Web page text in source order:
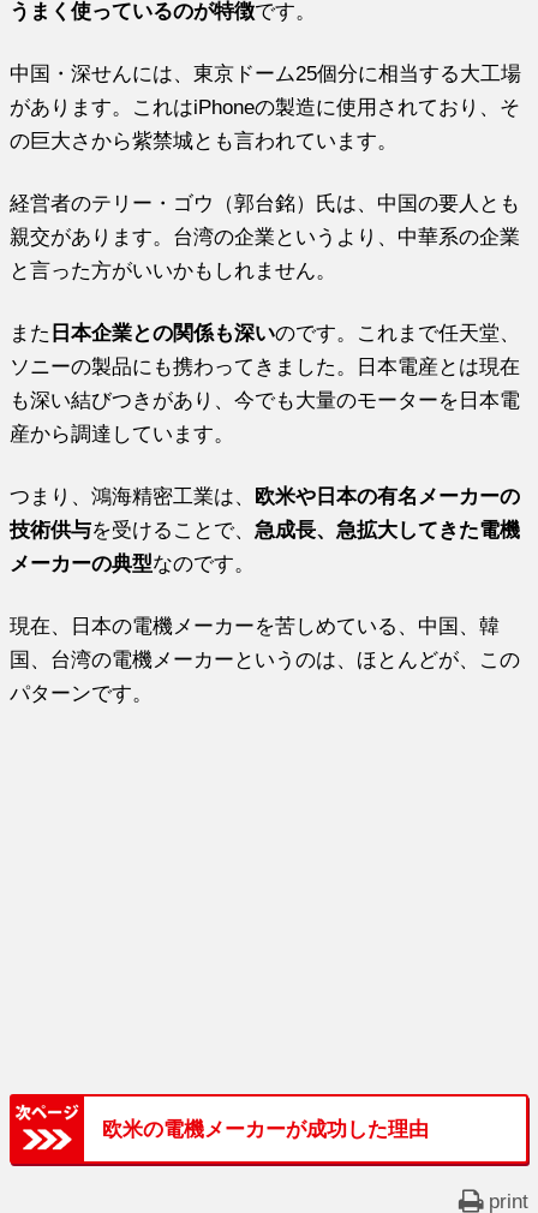
うまく使っているのが特徴です。
中国・深せんには、東京ドーム25個分に相当する大工場
があります。これはiPhoneの製造に使用されており、そ
の巨大さから紫禁城とも言われています。
経営者のテリー・ゴウ（郭台銘）氏は、中国の要人とも
親交があります。台湾の企業というより、中華系の企業
と言った方がいいかもしれません。
また 日本企業との関係も深いのです。これまで任天堂、
ソニーの製品にも携わってきました。日本電産とは現在
も深い結びつきがあり、今でも大量のモーターを日本電
産から調達しています。
つまり、鴻海精密工業は、 欧米や日本の有名メーカーの
技術供与を受けることで、急成長、急拡大してきた電機
メーカーの典型なのです。
現在、日本の電機メーカーを苦しめている、中国、韓
国、台湾の電機メーカーというのは、ほとんどが、この
パターンです。
欧米の電機メーカーが成功した理由
print